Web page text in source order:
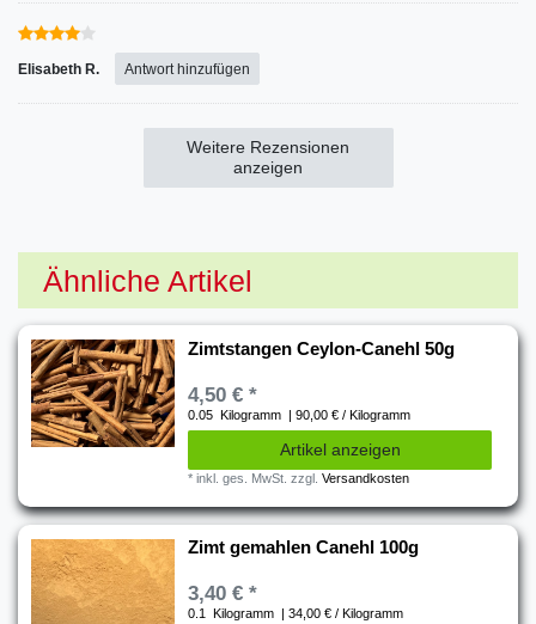
Elisabeth R. Antwort hinzufügen
Weitere Rezensionen
anzeigen
Ähnliche Artikel
Zimtstangen Ceylon-Canehl 50g
4,50 € *
0.05 Kilogramm | 90,00 € / Kilogramm
Artikel anzeigen
*inkl. ges. MwSt. zzgl.Versandkosten
Zimt gemahlen Canehl 100g
3,40 € *
0.1 Kilogramm | 34,00 € / Kilogramm